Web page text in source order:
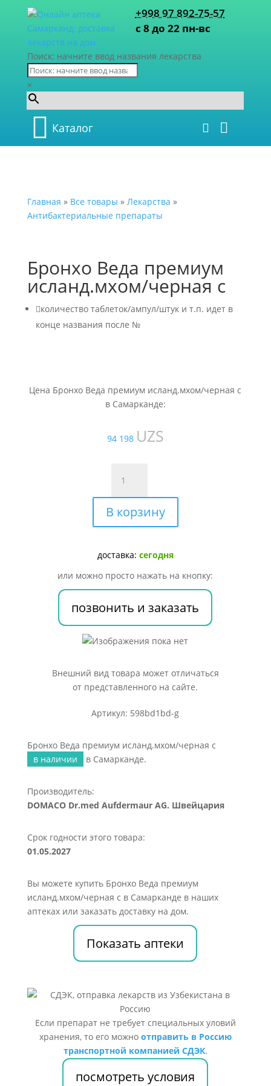
+998 97 892-75-57
с 8 до 22 пн-вс
Поиск: начните ввод названия лекарства
×
Каталог
Главная » Все товары » Лекарства »
Антибактериальные препараты
Бронхо Веда премиум
исланд.мхом/черная с
количество таблеток/ампул/штук и т.п. идет в
конце названия после №
Цена Бронхо Веда премиум исланд.мхом/черная с
в Самарканде:
94 198 UZS
товара
Бронхо
Веда
премиум
черная
В корзину
доставка: сегодня
или можно просто нажать на кнопку:
позвонить и заказать
Внешний вид товара может отличаться
от представленного на сайте.
Артикул: 598bd1bd-g
Бронхо Веда премиум исланд.мхом/черная с
в наличии
в Самарканде.
Производитель:
DOMACO Dr.med Aufdermaur AG. Швейцария
Срок годности этого товара:
01.05.2027
Вы можете купить Бронхо Веда премиум
исланд.мхом/черная с в Самарканде в наших
аптеках или заказать доставку на дом.
Показать аптеки
Если препарат не требует специальных уловий
хранения, то его можно отправить в Россию
транспортной компанией СДЭК.
посмотреть условия